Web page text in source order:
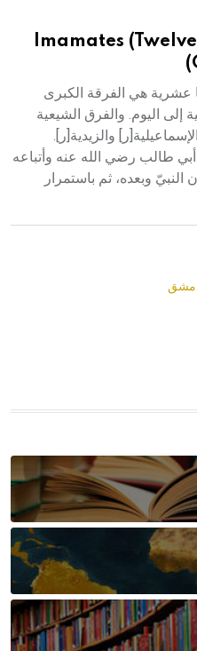
جديدة في عام 2026
Imamates
عشرية هي الفرقة الكبرى
إلى اليوم. والفرق الشيعية
والزيدية[ر].
طالب رضي الله عنه وأتباعه
النبيّ وبعده، ثم باستمرار